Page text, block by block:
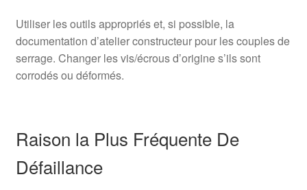
Utiliser les outils appropriés et, si possible, la
documentation d’atelier constructeur pour les couples de
serrage. Changer les vis/écrous d’origine s’ils sont
corrodés ou déformés.
Raison la Plus Fréquente De
Défaillance